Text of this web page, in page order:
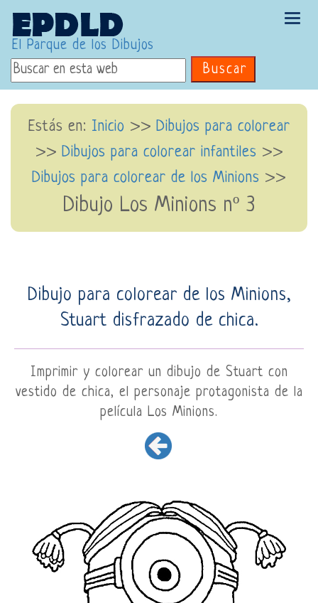
El Parque de los Dibujos
Buscar
Estás en: Inicio >> Dibujos para colorear
>> Dibujos para colorear infantiles >>
Dibujos para colorear de los Minions >>
Dibujo Los Minions nº 3
Dibujo para colorear de los Minions,
Stuart disfrazado de chica.
Imprimir y colorear un dibujo de Stuart con
vestido de chica, el personaje protagonista de la
película Los Minions.